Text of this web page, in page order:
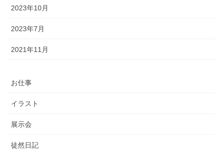
2023年10月
2023年7月
2021年11月
お仕事
イラスト
展示会
徒然日記